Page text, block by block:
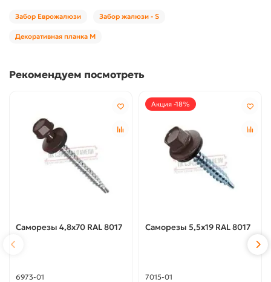
Забор Еврожалюзи Забор жалюзи - S
Декоративная планка М
Рекомендуем посмотреть
Саморезы 4,8х70 RAL 8017
6973-01
Акция -18%
Саморезы 5,5х19 RAL 8017
7015-01